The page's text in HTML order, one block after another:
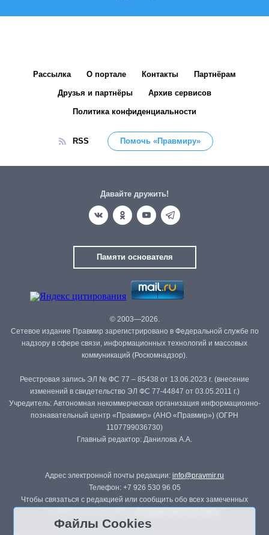
Рассылка О портале Контакты Партнёрам
Друзья и партнёры Архив сервисов
Политика конфиденциальности
RSS Помочь «Правмиру»
Давайте дружить!
Памяти основателя
© 2003—2026.
Сетевое издание Правмир зарегистрировано в Федеральной службе по
надзору в сфере связи, информационных технологий и массовых
коммуникаций (Роскомнадзор).
Реестровая запись ЭЛ № ФС 77 – 85438 от 13.06.2023 г. (внесение
изменений в свидетельство ЭЛ ФС 77-44847 от 03.05.2011 г.)
Учредитель: Автономная некоммерческая организация информационно-
познавательный центр «Правмир» (АНО «Правмир») (ОГРН
1107799036730)
Главный редактор: Данилова А.А.
Адрес электронной почты редакции: info@pravmir.ru
Телефон: +7 926 530 96 05
Чтобы связаться с редакцией или сообщить обо всех замеченных
Файлы Cookies